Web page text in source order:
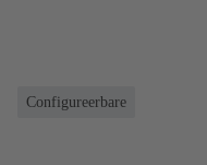
Configureerbare